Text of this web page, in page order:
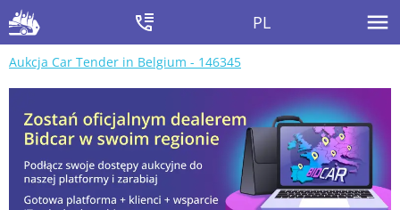
PL
Aukcja Car Tender in Belgium - 146345